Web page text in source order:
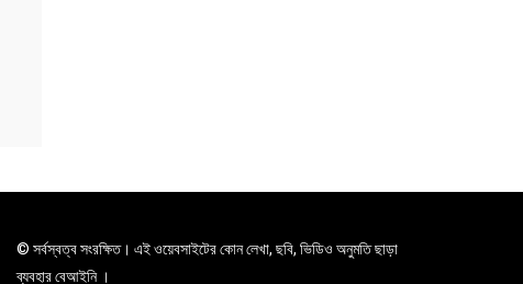
© সর্বস্বত্ব সংরক্ষিত। এই ওয়েবসাইটের কোন লেখা, ছবি, ভিডিও অনুমতি ছাড়া
ব্যবহার বেআইনি ।